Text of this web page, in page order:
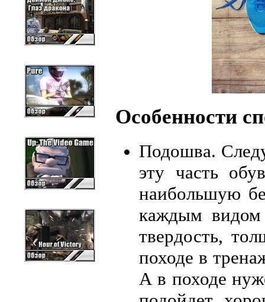
Особенности
Подошва.
эту часть
наибольшую
каждым видом
твердость,
походе в
А в походе